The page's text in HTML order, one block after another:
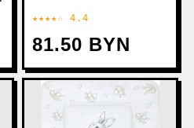
★★★★☆ 4.4
81.50 BYN